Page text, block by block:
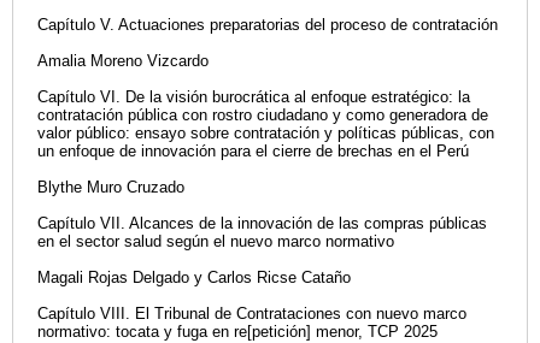
Capítulo V. Actuaciones preparatorias del proceso de contratación
Amalia Moreno Vizcardo
Capítulo VI. De la visión burocrática al enfoque estratégico: la
contratación pública con rostro ciudadano y como generadora de
valor público: ensayo sobre contratación y políticas públicas, con
un enfoque de innovación para el cierre de brechas en el Perú
Blythe Muro Cruzado
Capítulo VII. Alcances de la innovación de las compras públicas
en el sector salud según el nuevo marco normativo
Magali Rojas Delgado y Carlos Ricse Cataño
Capítulo VIII. El Tribunal de Contrataciones con nuevo marco
normativo: tocata y fuga en re[petición] menor, TCP 2025